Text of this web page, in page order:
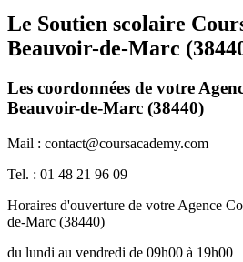
Le Soutien scolaire
Beauvoir-de-Marc
Les coordonnées de votre
Beauvoir-de-Marc (38440)
Mail : contact@coursacademy.com
Tel. : 01 48 21 96 09
Horaires d'ouverture de votre Agence
de-Marc (38440)
du lundi au vendredi de 09h00 à 19h00